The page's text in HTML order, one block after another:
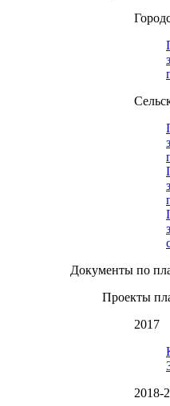
Документы по
Проекты
2017
2018-